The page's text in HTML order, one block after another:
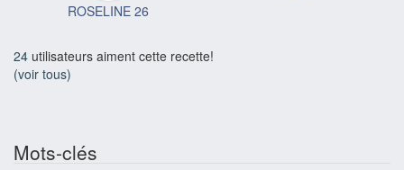
ROSELINE 26
24 utilisateurs aiment cette recette!
(voir tous)
Mots-clés